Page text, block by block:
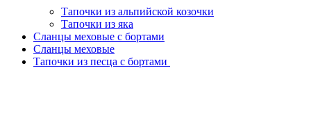
Тапочки из альпийской козочки
Тапочки из яка
Сланцы меховые с бортами
Сланцы меховые
Тапочки из песца с бортами